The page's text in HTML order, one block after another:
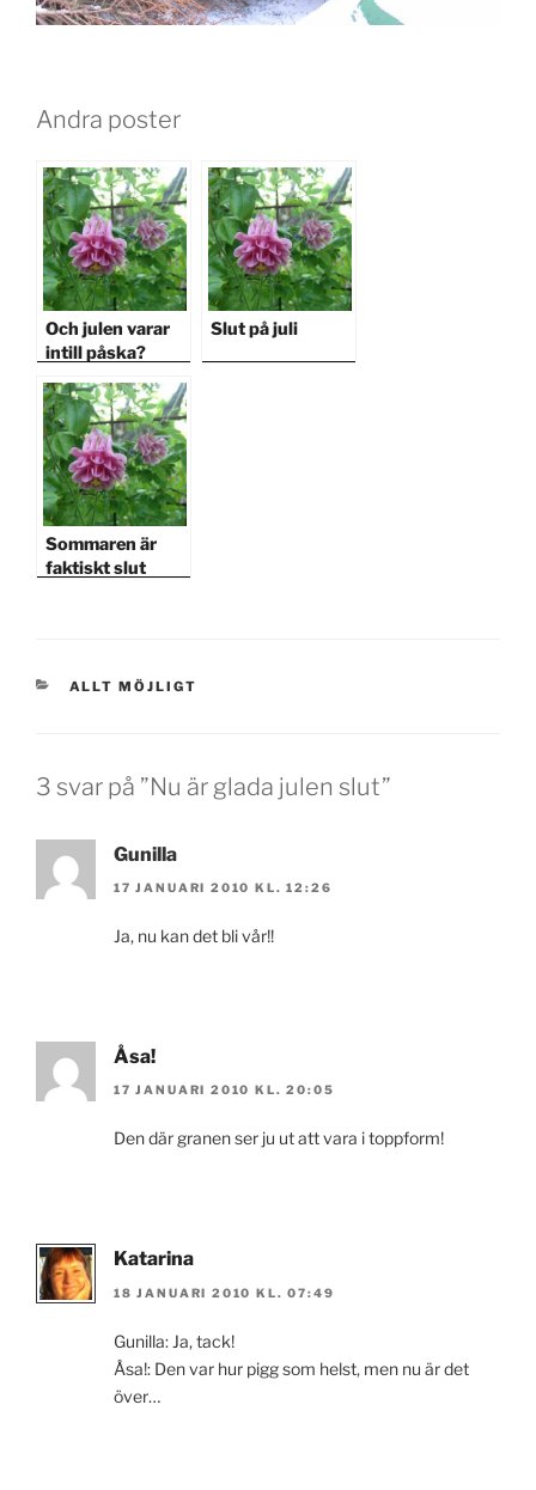
Andra poster
Och julen varar
intill påska?
Slut på juli
Sommaren är
faktiskt slut
KATEGORIER
ALLT MÖJLIGT
3 svar på ”Nu är glada julen slut”
Gunilla
17 JANUARI 2010 KL. 12:26
Ja, nu kan det bli vår!!
Åsa!
17 JANUARI 2010 KL. 20:05
Den där granen ser ju ut att vara i toppform!
Katarina
18 JANUARI 2010 KL. 07:49
Gunilla: Ja, tack!
Åsa!: Den var hur pigg som helst, men nu är det
över…